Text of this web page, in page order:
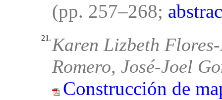
(pp. 257–268;
21. Karen Lizbeth
Romero, José-Joel
Construcción de